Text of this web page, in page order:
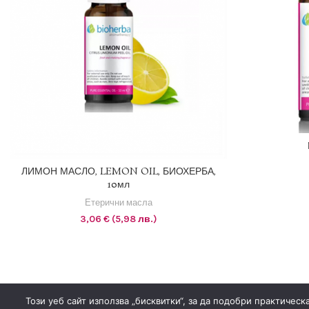
1 EUR = 1.95583 BGN
ДОБАВЯНЕ В КОЛИЧКАТА
ЛИМОН МАСЛО, LEMON OIL, БИОХЕРБА,
10мл
Етерични масла
3,06 €(5,98 лв.)
Този уеб сайт използва „бисквитки“, за да подобри